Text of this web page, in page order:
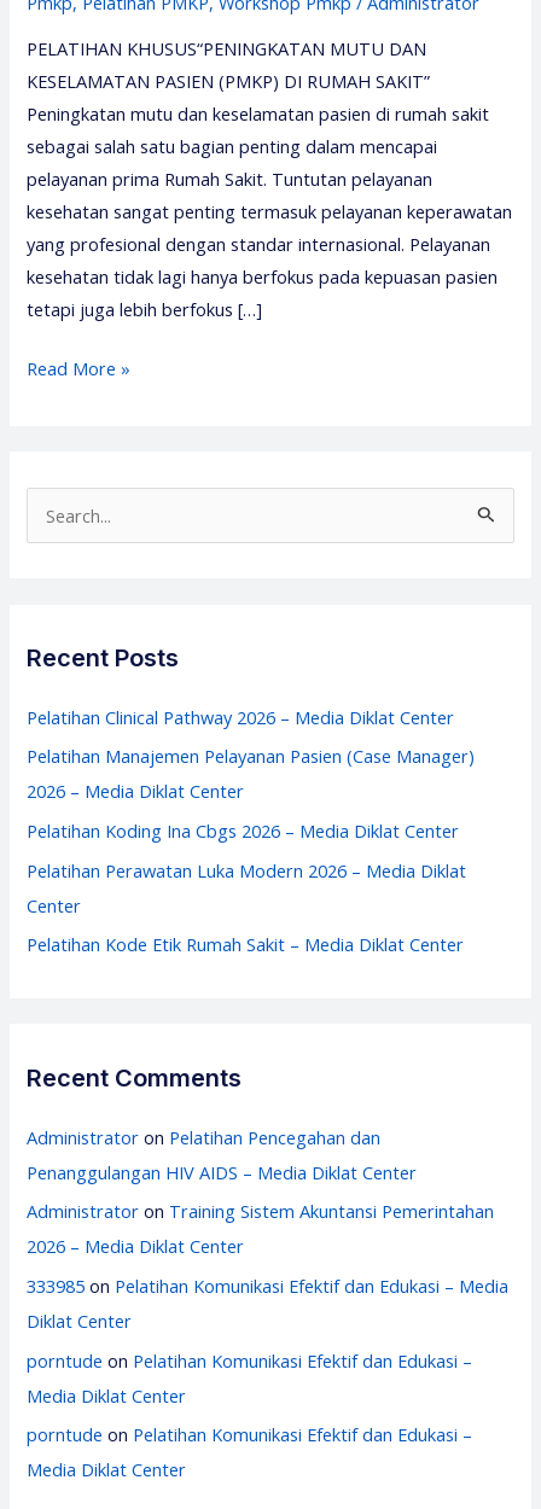
PELATIHAN KHUSUS“PENINGKATAN MUTU DAN
KESELAMATAN PASIEN (PMKP) DI RUMAH SAKIT”
Peningkatan mutu dan keselamatan pasien di rumah sakit
sebagai salah satu bagian penting dalam mencapai
pelayanan prima Rumah Sakit. Tuntutan pelayanan
kesehatan sangat penting termasuk pelayanan keperawatan
yang profesional dengan standar internasional. Pelayanan
kesehatan tidak lagi hanya berfokus pada kepuasan pasien
tetapi juga lebih berfokus […]
Pelatihan
Training
PMKP
Diklat
Read More »
e
f
o
r
Recent Posts
Pelatihan Clinical Pathway 2026 – Media Diklat Center
Pelatihan Manajemen Pelayanan Pasien (Case Manager)
2026 – Media Diklat Center
Pelatihan Koding Ina Cbgs 2026 – Media Diklat Center
Pelatihan Perawatan Luka Modern 2026 – Media Diklat
Center
Pelatihan Kode Etik Rumah Sakit – Media Diklat Center
Recent Comments
Administrator on Pelatihan Pencegahan dan
Penanggulangan HIV AIDS – Media Diklat Center
Administrator on Training Sistem Akuntansi Pemerintahan
2026 – Media Diklat Center
333985 on Pelatihan Komunikasi Efektif dan Edukasi – Media
Diklat Center
porntude on Pelatihan Komunikasi Efektif dan Edukasi –
Media Diklat Center
porntude on Pelatihan Komunikasi Efektif dan Edukasi –
Media Diklat Center